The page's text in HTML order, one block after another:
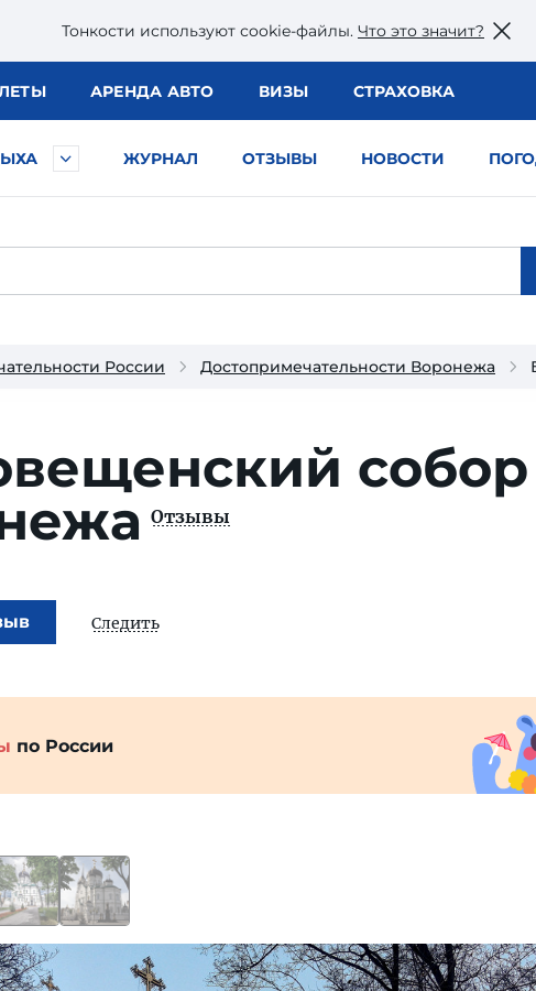
Тонкости используют сookie-файлы. Что это значит?
АРЕНДА АВТО ВИЗЫ СТРАХОВКА
ЖУРНАЛ ОТЗЫВЫ НОВОСТИ
России Достопримечательности Воронежа
собор
Отзывы
Следить
по России